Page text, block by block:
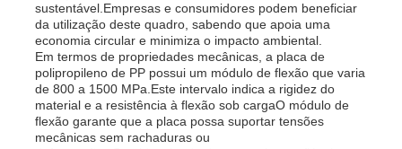
Produtos
Quem Somos
Fábrica
sustentável.Empresas e consumidores podem beneficiar
da utilização deste quadro, sabendo que apoia uma
economia circular e minimiza o impacto ambiental.
Em termos de propriedades mecânicas, a placa de
polipropileno de PP possui um módulo de flexão que varia
de 800 a 1500 MPa.Este intervalo indica a rigidez do
material e a resistência à flexão sob cargaO módulo de
flexão garante que a placa possa suportar tensões
mecânicas sem rachaduras ou